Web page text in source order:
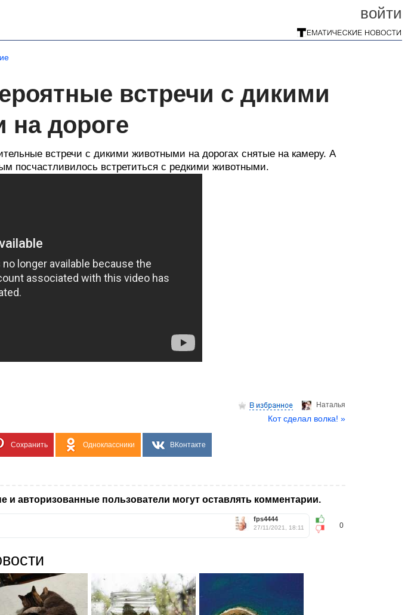
войти
встречи с дикими
дороге
встречи с дикими животными на дорогах снятые на камеру. А
посчастливилось встретиться с редкими животными.
Hаталья
Кот сделал волка! »
Сохранить Одноклассники ВКонтакте
и авторизованные пользователи могут оставлять комментарии.
0
fps4444
27/11/2021, 18:11